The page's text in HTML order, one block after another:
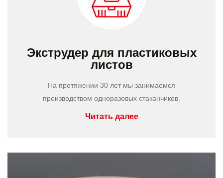
Экструдер для пластиковых
листов
На протяжении 30 лет мы занимаемся
производством одноразовых стаканчиков.
Читать далее